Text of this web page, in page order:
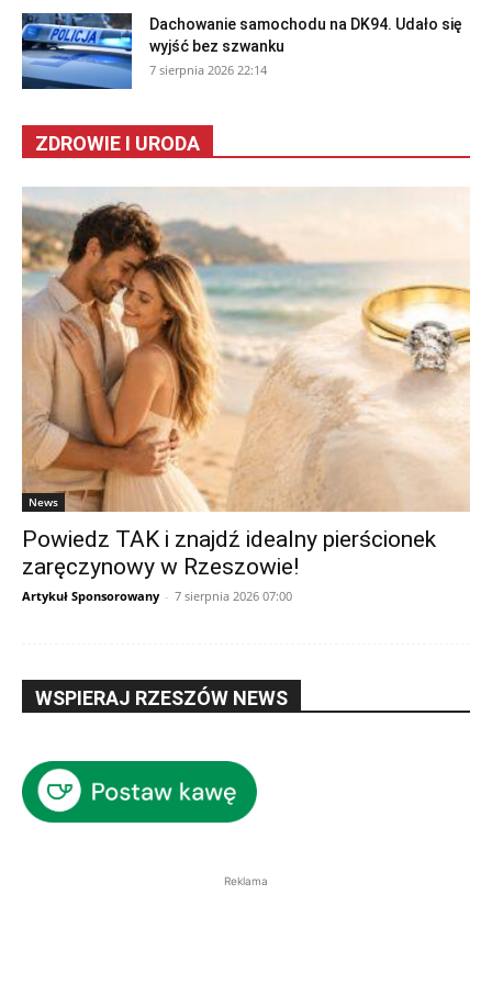
Dachowanie samochodu na DK94. Udało się
wyjść bez szwanku
7 sierpnia 2026 22:14
ZDROWIE I URODA
News
Powiedz TAK i znajdź idealny pierścionek
zaręczynowy w Rzeszowie!
Artykuł Sponsorowany - 7 sierpnia 2026 07:00
WSPIERAJ RZESZÓW NEWS
Reklama